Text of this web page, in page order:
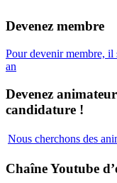
Devenez membre
Pour devenir membre, il
an
Devenez
candidature !
Nous cherchons des
Chaîne Youtube